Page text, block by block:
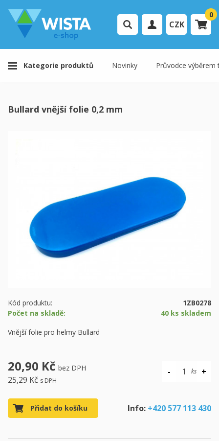
Registrace uživatele
CZK
0
K pokladně
Kategorie produktů Novinky Průvodce výběrem
Bullard vnější folie 0,2 mm
Kód produktu:
1ZB0278
Počet na skladě:
40 ks skladem
Vnější folie pro helmy Bullard
20,90 Kč bez DPH
25,29 Kč s DPH
Přidat do košíku Info: +420 577 113 430